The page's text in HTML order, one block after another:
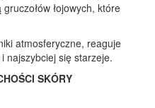
łojowych, które
atmosferyczne, reaguje
najszybciej się starzeje.
SKÓRY